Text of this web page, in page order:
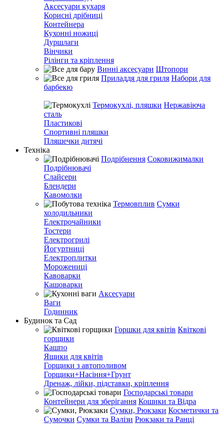
Аксесуари кухаря
Корисні дрібниці
Контейнера
Кухонні ножиці
Дуршлаги
Вінчики
Рілінги та кріплення
Винні аксесуари Штопори
Приладдя для гриля Набори для
барбекю
Термокухлі, пляшки Нержавіюча
сталь
Пластикові
Спортивні пляшки
Пляшечки дитячі
Техніка
Подрібнення Соковижималки
Подрібнювачі
Слайсери
Блендери
Кавомолки
Термовплив Сумки
холодильники
Електрочайники
Тостери
Електрогрилі
Йогуртниці
Електроплитки
Морожениці
Кавоварки
Кашоварки
Аксесуари
Ваги
Годинник
Будинок та Сад
Горшки для квітів Квіткові
горщики
Кашпо
Ящики для квітів
Горщики з автополивом
Горщики+Насіння+Грунт
Дренаж, лійки, підставки, кріплення
Господарські товари
Контейнери для зберігання Кошики та Відра
Сумки, Рюкзаки Косметички та
Сумочки Сумки та Валізи Рюкзаки та Ранці